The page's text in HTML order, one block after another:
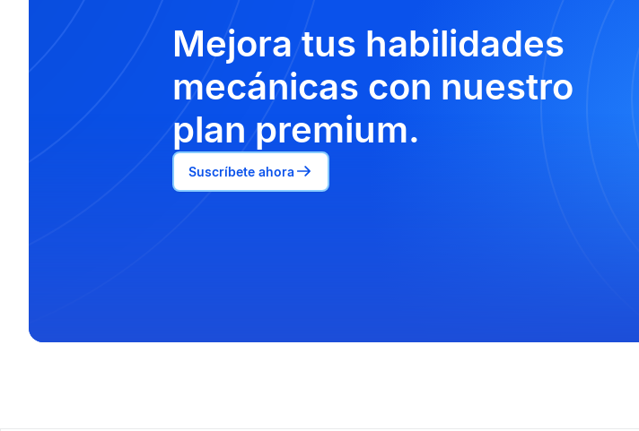
Mejora tus habilidades
mecánicas con nuestro
plan premium.
Suscríbete ahora